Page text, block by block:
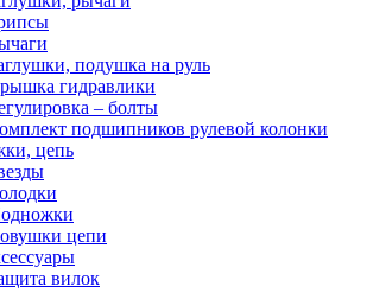
подушка на руль
гидравлики
– болты
подшипников рулевой колонки
цепь
цепи
вилок